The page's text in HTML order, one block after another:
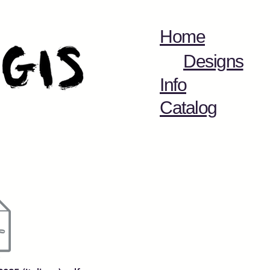
Designs
Info
Home
Catalog